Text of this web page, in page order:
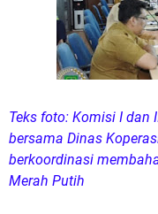
Teks foto: Komisi I dan
bersama Dinas
berkoordinasi
Merah Putih